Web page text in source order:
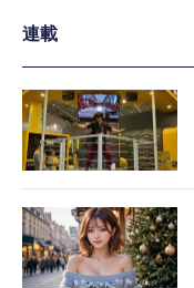
連載